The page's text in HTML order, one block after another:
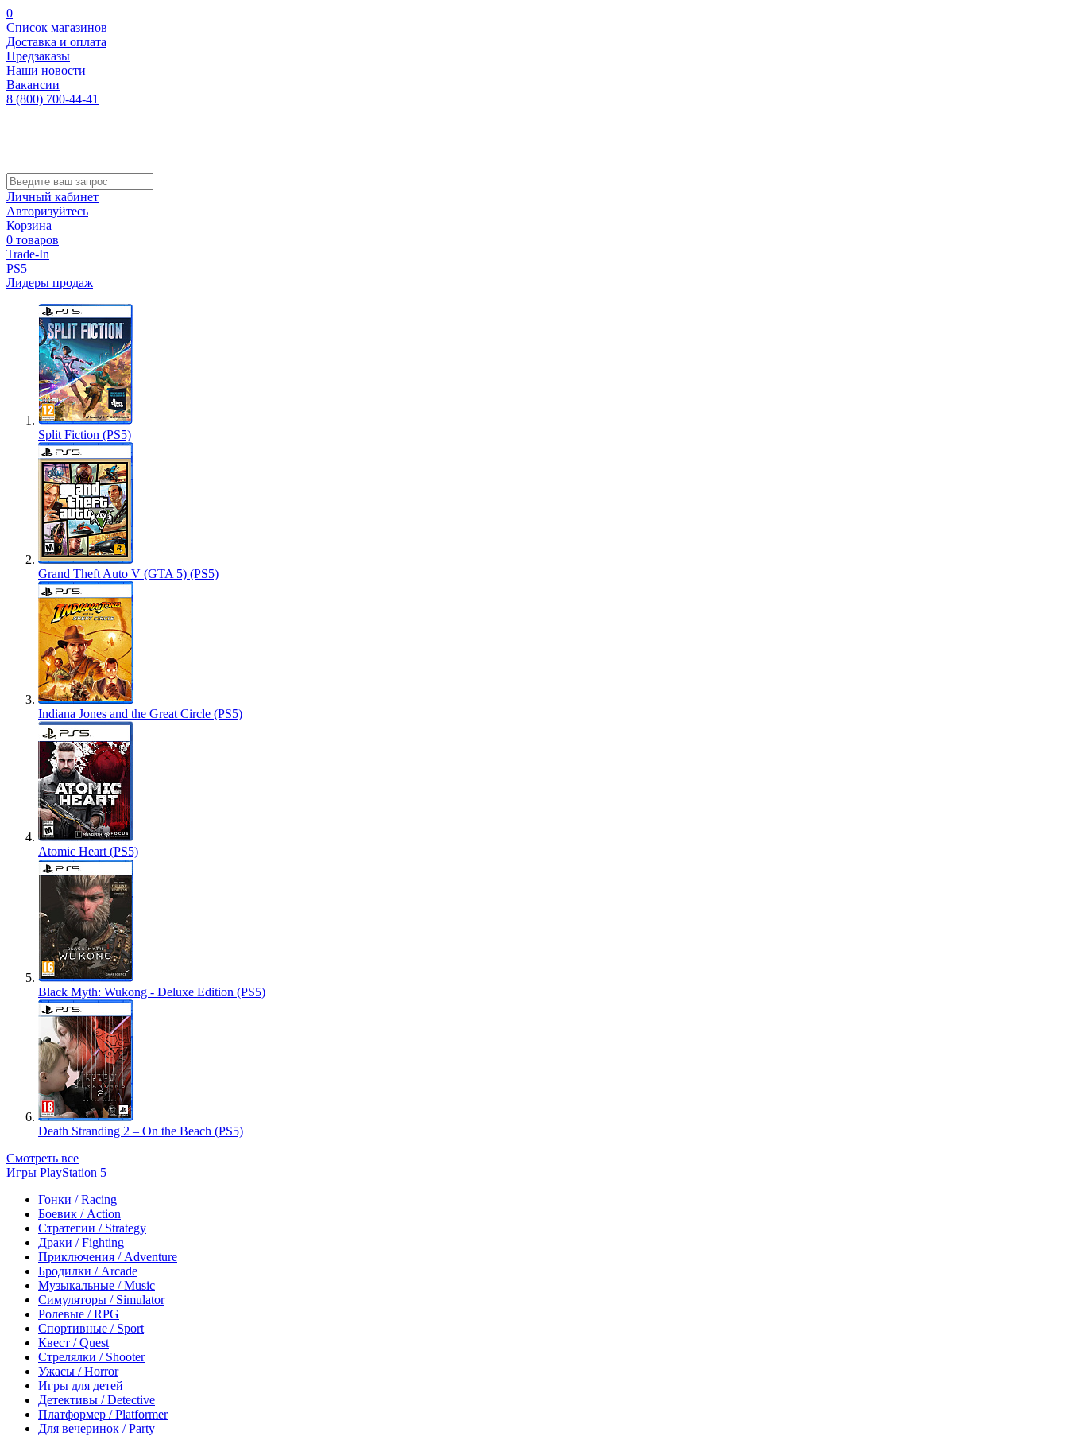
0
Список магазинов
Доставка и оплата
Предзаказы
Наши новости
Вакансии
8 (800) 700-44-41
Личный кабинет
Авторизуйтесь
Корзина
0 товаров
Trade-In
PS5
Лидеры продаж
Split Fiction (PS5)
Grand Theft Auto V (GTA 5) (PS5)
Indiana Jones and the Great Circle (PS5)
Atomic Heart (PS5)
Black Myth: Wukong - Deluxe Edition (PS5)
Death Stranding 2 – On the Beach (PS5)
Смотреть все
Игры PlayStation 5
Гонки / Racing
Боевик / Action
Стратегии / Strategy
Драки / Fighting
Приключения / Adventure
Бродилки / Arcade
Музыкальные / Music
Симуляторы / Simulator
Ролевые / RPG
Спортивные / Sport
Квест / Quest
Стрелялки / Shooter
Ужасы / Horror
Игры для детей
Детективы / Detective
Платформер / Platformer
Для вечеринок / Party